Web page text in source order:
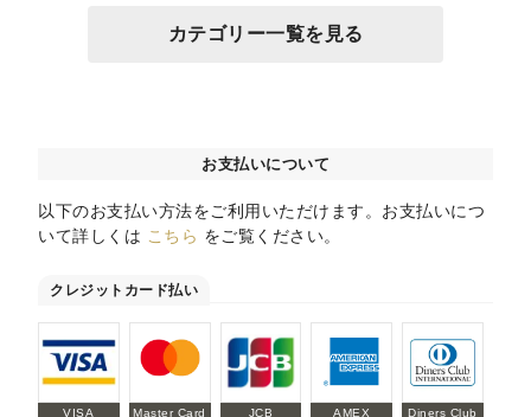
カテゴリー一覧を見る
お支払いについて
以下のお支払い方法をご利用いただけます。お支払いにつ
いて詳しくは こちら をご覧ください。
クレジットカード払い
VISA Master Card JCB AMEX Diners Club